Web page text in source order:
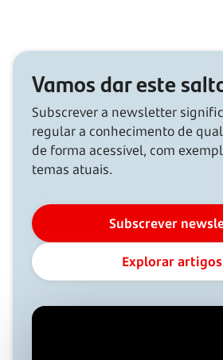
Vamos dar este
Subscrever a newsletter
regular a conhecimento de
de forma acessível, com
temas atuais.
Subscrever
Explorar artigos